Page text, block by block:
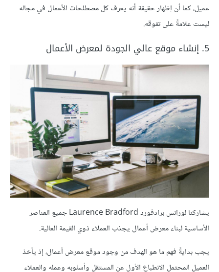
عميل، كما أن إظهار حقيقة أنه يعرف كل مصطلحات الأعمال في مجاله
ليست علامةً على تفوقه.
5. إنشاء موقع عالي الجودة لمعرض الأعمال
يشاركنا لورانس برادفورد Laurence Bradford جميع العناصر
الأساسية لبناء معرض أعمال يجذب العملاء ذوي القيمة العالية.
يجب بدايةً فهم ما هو الهدف من وجود موقع معرض أعمال، إذ يأخذ
العميل المحتمل الانطباع الأول عن المستقل وأسلوبه وعمله والعملاء